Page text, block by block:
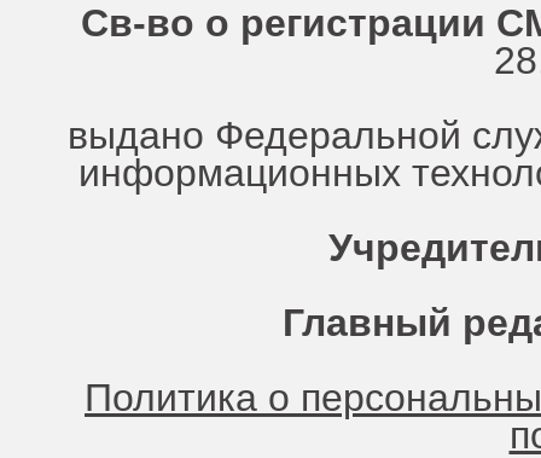
Св-во о регистрации
выдано Федеральной
информационных
Главный
Политика о